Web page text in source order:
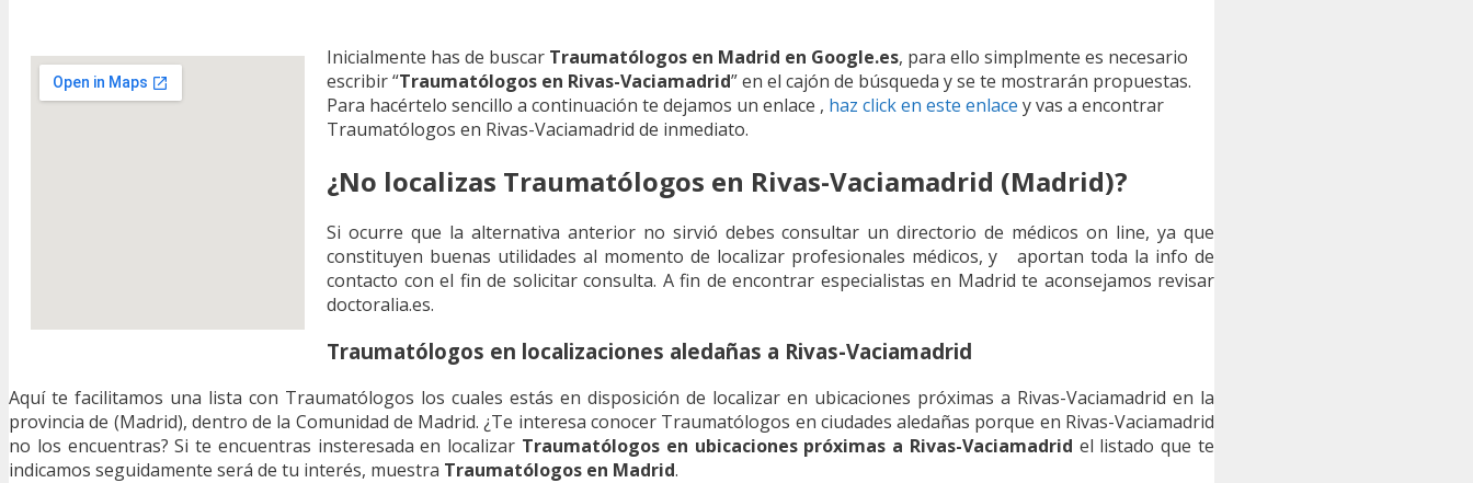
Inicialmente has de buscar Traumatólogos en Madrid en Google.es, para ello simplmente es necesario
escribir “Traumatólogos en Rivas-Vaciamadrid” en el cajón de búsqueda y se te mostrarán propuestas.
Para hacértelo sencillo a continuación te dejamos un enlace , haz click en este enlace y vas a encontrar
Traumatólogos en Rivas-Vaciamadrid de inmediato.
¿No localizas Traumatólogos en Rivas-Vaciamadrid (Madrid)?
Si ocurre que la alternativa anterior no sirvió debes consultar un directorio de médicos on line, ya que
constituyen buenas utilidades al momento de localizar profesionales médicos, y aportan toda la info de
contacto con el fin de solicitar consulta. A fin de encontrar especialistas en Madrid te aconsejamos revisar
doctoralia.es.
Traumatólogos en localizaciones aledañas a Rivas-Vaciamadrid
Aquí te facilitamos una lista con Traumatólogos los cuales estás en disposición de localizar en ubicaciones próximas a Rivas-Vaciamadrid en la
provincia de (Madrid), dentro de la Comunidad de Madrid. ¿Te interesa conocer Traumatólogos en ciudades aledañas porque en Rivas-Vaciamadrid
no los encuentras? Si te encuentras insteresada en localizar Traumatólogos en ubicaciones próximas a Rivas-Vaciamadrid el listado que te
indicamos seguidamente será de tu interés, muestra Traumatólogos en Madrid.